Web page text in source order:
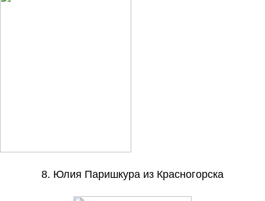
8. Юлия Паришкура из Красногорска